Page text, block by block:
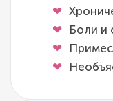
Боли и